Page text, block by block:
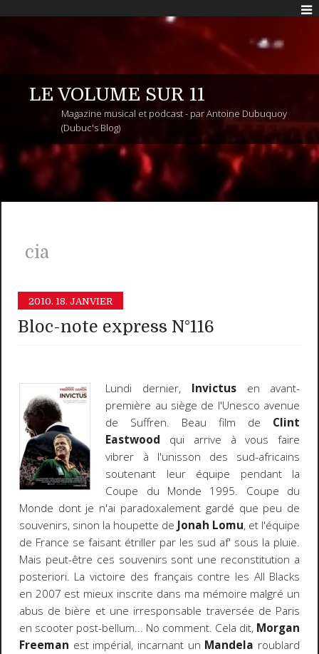
LE VOLUME SUR 11
Magazine musical et podcast - par Antoine Dubuquoy
(Dubuc's Blog)
cia
2010. 18. JANVIER
Bloc-note express N°116
Lundi dernier, Invictusen avant-
première au siège de l'Unesco avenue
de Suffren. Beau film de Clint
Eastwood qui arrive à vous faire
vibrer à l'unisson des sud-africains
soutenant leur équipe pendant la
Coupe du Monde 1995. Coupe du
Monde dont je n'ai paradoxalement gardé que peu de
souvenirs, sinon la houpette deJonah Lomu, et l'équipe
de France se faisant étriller par les sud af' sous la pluie.
Mais peut-être ces souvenirs sont une reconstitution a
posteriori. La victoire des français contre les All Blacks
en 2007 est mieux inscrite dans ma mémoire malgré un
abus de bière et une irresponsable traversée de Paris
en scooter post-bellum... No comment. Cela dit, Morgan
Freeman est impérial, incarnant un Mandela roublard